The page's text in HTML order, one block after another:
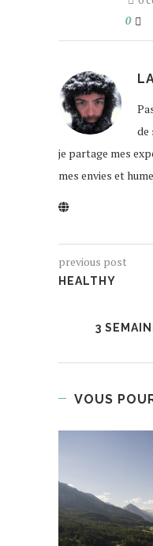
0
de
je partage mes
mes envies et
previous post
HEALTHY
3
VOUS